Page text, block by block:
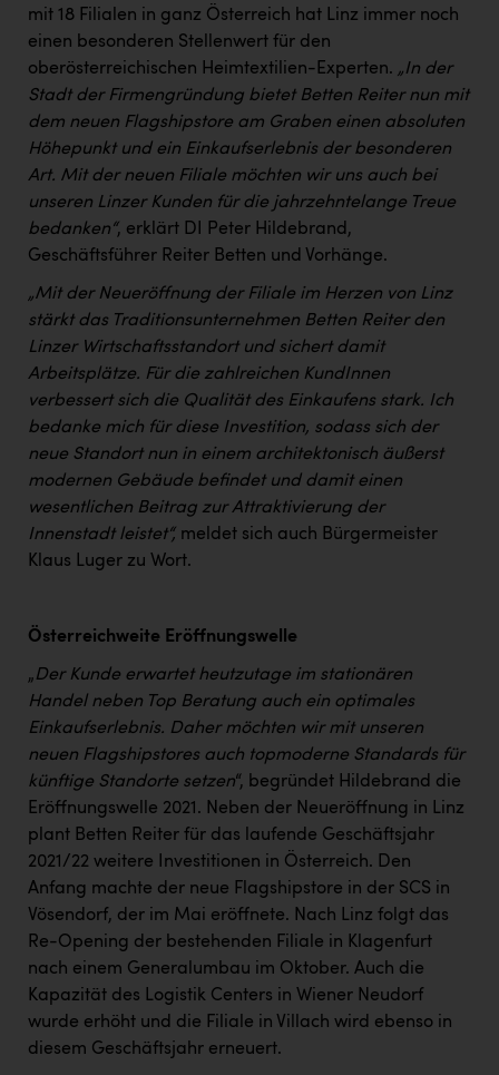
Maximarkt
Oldtimer Raststationen und Motorhotels
Österreichischer Kachelofenverband
Orlen
PEZ
REMAX
RE/MAX Welcome
Resch&Frisch
RUBBLE MASTER
Ruderclub Wels
SCRI - Salzburg Cancer Research Institute
SCHMACHTL GmbH
Seher + Partner
Smurfit Westrock Nettingsdorf
TCL
TGW Logistics
TRAILOMAT & Cycling Austria
VERITAS
Vier Diamanten
Vorlagenportal
Wir besiegen Krebs
Wirtschaftskammer OÖ
ZGONC
mit 18 Filialen in ganz Österreich hat Linz immer noch
einen besonderen Stellenwert für den
oberösterreichischen Heimtextilien-Experten. „In der
Stadt der Firmengründung bietet Betten Reiter nun mit
dem neuen Flagshipstore am Graben einen absoluten
Höhepunkt und ein Einkaufserlebnis der besonderen
Art. Mit der neuen Filiale möchten wir uns auch bei
unseren Linzer Kunden für die jahrzehntelange Treue
bedanken“, erklärt DI Peter Hildebrand,
Geschäftsführer Reiter Betten und Vorhänge.
„Mit der Neueröffnung der Filiale im Herzen von Linz
stärkt das Traditionsunternehmen Betten Reiter den
Linzer Wirtschaftsstandort und sichert damit
Arbeitsplätze. Für die zahlreichen KundInnen
verbessert sich die Qualität des Einkaufens stark. Ich
bedanke mich für diese Investition, sodass sich der
neue Standort nun in einem architektonisch äußerst
modernen Gebäude befindet und damit einen
wesentlichen Beitrag zur Attraktivierung der
Innenstadt leistet“, meldet sich auch Bürgermeister
Klaus Luger zu Wort.
Österreichweite Eröffnungswelle
„Der Kunde erwartet heutzutage im stationären
Handel neben Top Beratung auch ein optimales
Einkaufserlebnis. Daher möchten wir mit unseren
neuen Flagshipstores auch topmoderne Standards für
künftige Standorte setzen“, begründet Hildebrand die
Eröffnungswelle 2021. Neben der Neueröffnung in Linz
plant Betten Reiter für das laufende Geschäftsjahr
2021/22 weitere Investitionen in Österreich. Den
Anfang machte der neue Flagshipstore in der SCS in
Vösendorf, der im Mai eröffnete. Nach Linz folgt das
Re-Opening der bestehenden Filiale in Klagenfurt
nach einem Generalumbau im Oktober. Auch die
Kapazität des Logistik Centers in Wiener Neudorf
wurde erhöht und die Filiale in Villach wird ebenso in
diesem Geschäftsjahr erneuert.